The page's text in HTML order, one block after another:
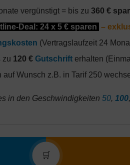
vergünstigt = bis zu 360 €
Deal: 24 x 5 € sparen –
(Vertragslaufzeit 24
zu 120 € Gutschrift erhalten
Wunsch z.B. in Tarif 250
in den Geschwindigkeiten 50, 100,
🛒